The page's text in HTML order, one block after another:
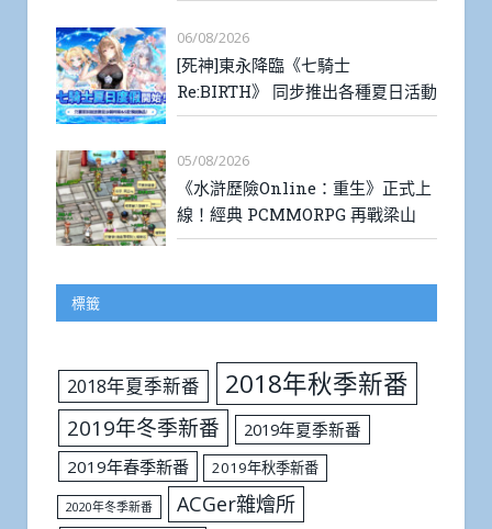
06/08/2026
[死神]東永降臨《七騎士
Re:BIRTH》 同步推出各種夏日活動
05/08/2026
《水滸歷險Online：重生》正式上
線！經典 PCMMORPG 再戰梁山
標籤
2018年夏季新番 2018年秋季新番
2019年冬季新番
2019年夏季新番
2019年春季新番
2019年秋季新番
2020年冬季新番 ACGer雜燴所